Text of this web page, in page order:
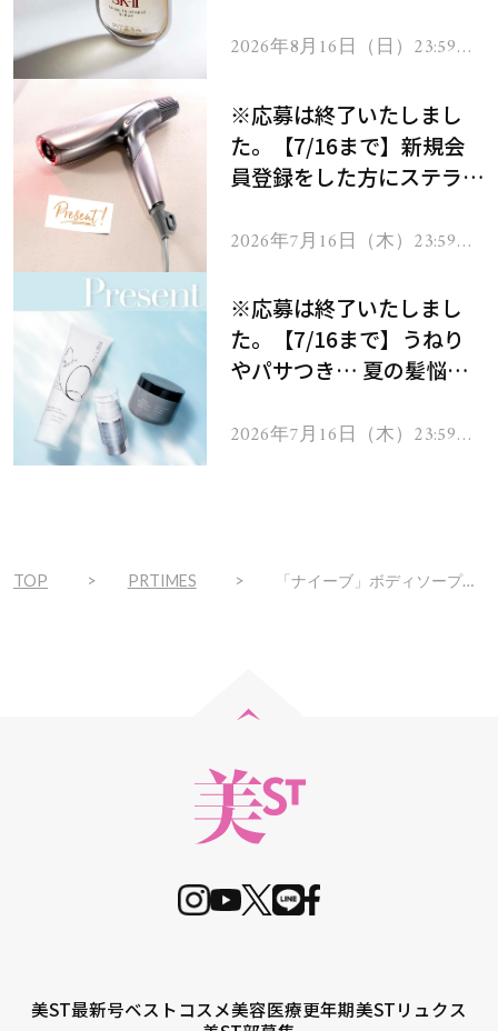
2026年8月16日（日）23:59ま
※応募は終了いたしまし
た。【7/16まで】新規会
員登録をした方にステラボ
ヘアドライヤー ジュエル
2026年7月16日（木）23:59ま
※応募は終了いたしまし
た。【7/16まで】うねり
やパサつき… 夏の髪悩み
ムを13名様にプレゼン
2026年7月16日（木）23:59ま
TOP PRTIMES 「ナイーブ」ボディソープ&泡ハンドソープ 「すみっコぐらし」コラボデザイン！数量限定発売
美ST最新号ベストコスメ美容医療更年期美STリュクス